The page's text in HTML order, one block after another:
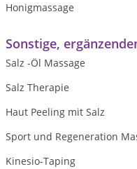
Honigmassage
Sonstige,
Salz -Öl Massage
Salz Therapie
Haut Peeling mit Salz
Sport und Regeneration
Kinesio-Taping